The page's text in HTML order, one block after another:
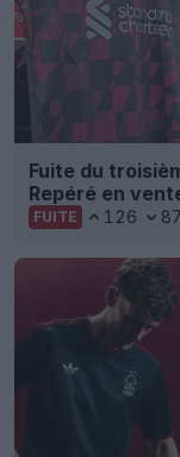
Fuite du
Repéré en
FUITE 126 87